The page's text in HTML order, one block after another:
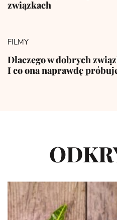
związkach
FILMY
Dlaczego w dobrych
I co ona naprawdę